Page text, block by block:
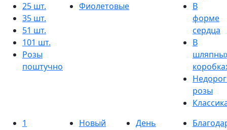
25 шт.
35 шт.
51 шт.
101 шт.
Розы
поштучно
Фиолетовые
В
форме
сердца
В
розы
1
Новый
День